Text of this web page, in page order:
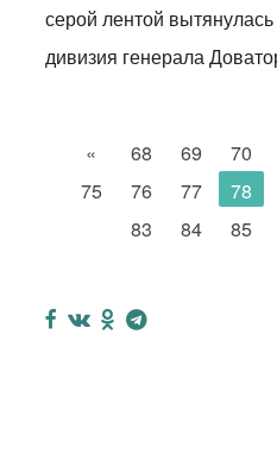
серой лентой
дивизия генерала
« 68 69 70
75
76 77 78
83
84 85